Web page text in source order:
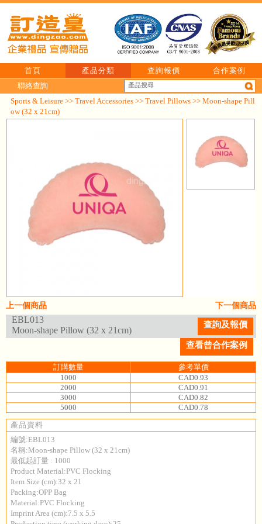
首頁 產品分類 查詢報價
合作案例
聯絡查詢
Sports & Leisure >> Travel Accessories >> Travel Pillows >> Moon-shape Pill
ow (32 x 21cm)
下一個商品
上一個商品
EBL013
Moon-shape Pillow (32 x 21cm)
查詢及報價
查看曾合作案例
訂購數量
參考單價
1000
CAD0.93
2000
CAD0.91
3000
CAD0.82
5000
CAD0.78
產品資料
編號:EBL013
名稱:Moon-shape Pillow (32 x 21cm)
最低起訂量 : 1000
Product Material:PVC Flocking
Item Size (cm):32 x 21
Packing:OPP Bag
Material:PVC Flocking
Imprint Area (cm):7.5 x 5.5